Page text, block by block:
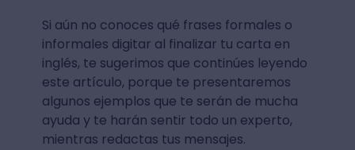
Si aún no conoces qué frases formales o
informales digitar al finalizar tu carta en
inglés, te sugerimos que continúes leyendo
este artículo, porque te presentaremos
algunos ejemplos que te serán de mucha
ayuda y te harán sentir todo un experto,
mientras redactas tus mensajes.